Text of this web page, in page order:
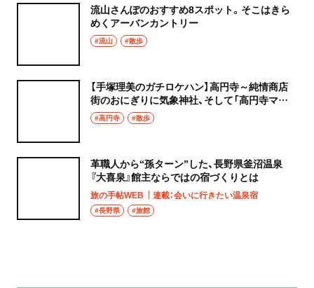
流山さんぽのおすすめ8スポット。そこはきら
めくアーバンカントリー
#流山 #散歩
【手塚理美のガチロケハン】高円寺～純情商店
街のおにぎりに気象神社、そして「高円寺マシ
タ」へ！
#高円寺 #散歩
革職人から“孫ターン”した、長野県釜沼温泉
『大喜泉』館主ならではの宿づくりとは
旅の手帖WEB 連載：会いに行きたい温泉宿
#長野県 #旅館